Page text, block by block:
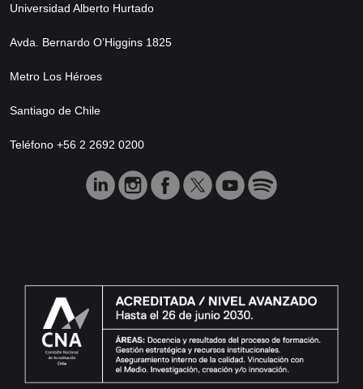
Universidad Alberto Hurtado
Avda. Bernardo O’Higgins 1825
Metro Los Héroes
Santiago de Chile
Teléfono +56 2 2692 0200